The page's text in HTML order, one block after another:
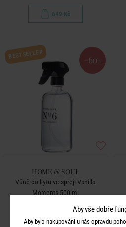
649 Kč
BESTSELLER -60 %
HOME & SOUL
Vůně do bytu ve spreji Vanilla
Moments 500 ml
240 Kč
Aby vše dobře
Aby bylo nakupování u nás opravdu